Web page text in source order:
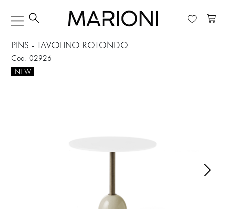
PINS - TAVOLINO ROTONDO
Cod: 02926
NEW